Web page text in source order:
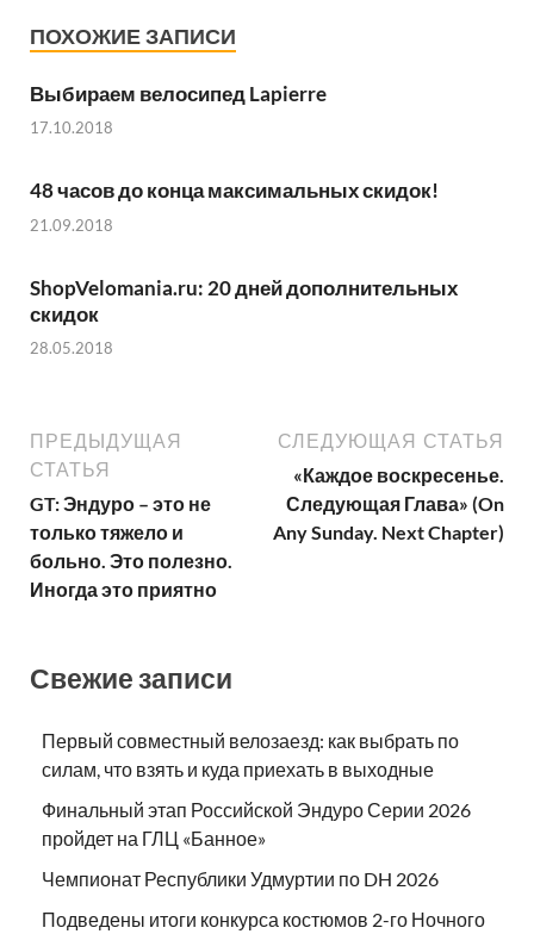
ПОХОЖИЕ ЗАПИСИ
Выбираем велосипед Lapierre
17.10.2018
48 часов до конца максимальных скидок!
21.09.2018
ShopVelomania.ru: 20 дней дополнительных
скидок
28.05.2018
ПРЕДЫДУЩАЯ
СТАТЬЯ
GT: Эндуро – это не
только тяжело и
больно. Это полезно.
Иногда это приятно
СЛЕДУЮЩАЯ СТАТЬЯ
«Каждое воскресенье.
Следующая Глава» (On
Any Sunday. Next Chapter)
Свежие записи
Первый совместный велозаезд: как выбрать по
силам, что взять и куда приехать в выходные
Финальный этап Российской Эндуро Серии 2026
пройдет на ГЛЦ «Банное»
Чемпионат Республики Удмуртии по DH 2026
Подведены итоги конкурса костюмов 2-го Ночного